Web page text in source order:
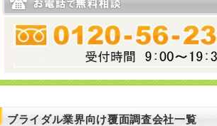
ブライダル業界向け覆面調査会社一覧